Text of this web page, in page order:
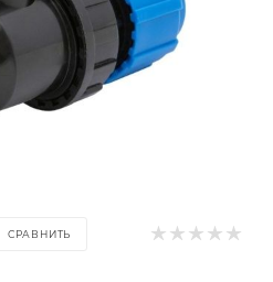
СРАВНИТЬ